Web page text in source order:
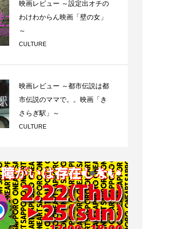
映画レビュー ～設定出オチの
わけわからん映画「壁の女」
～
CULTURE
映画レビュー ～都市伝説は都
市伝説のママで。。映画「き
さらぎ駅」～
CULTURE